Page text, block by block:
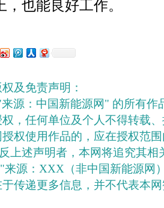
也能良好工作。
及免责声明：
源：中国新能源网" 的所有作
，任何单位及个人不得转载
权使用作品的，应在授权范
上述声明者，本网将追究其相
来源：XXX（非中国新能源网
传递更多信息，并不代表本